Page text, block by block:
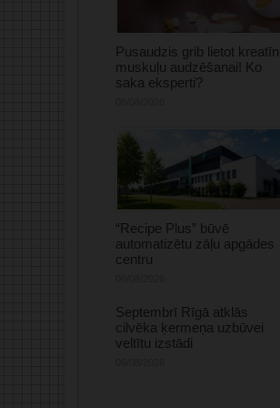
Pusaudzis grib lietot
muskuļu audzēšanai! Ko
saka eksperti?
“Recipe Plus” būvē
automatizētu zāļu apgādes
centru
Septembrī Rīgā atklās
cilvēka ķermeņa uzbūvei
veltītu izstādi